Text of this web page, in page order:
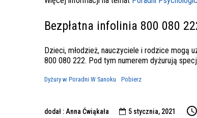
Bezpłatna infolinia 800 080
Dzieci, młodzież, nauczyciele i rodzice mogą
800 080 222. Pod tym numerem dyżurują
Dyżury w Poradni W Sanoku Pobierz
dodał : Anna Ćwiąkała  5 stycznia, 2021